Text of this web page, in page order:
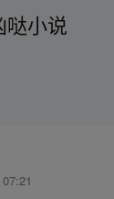
哒小说